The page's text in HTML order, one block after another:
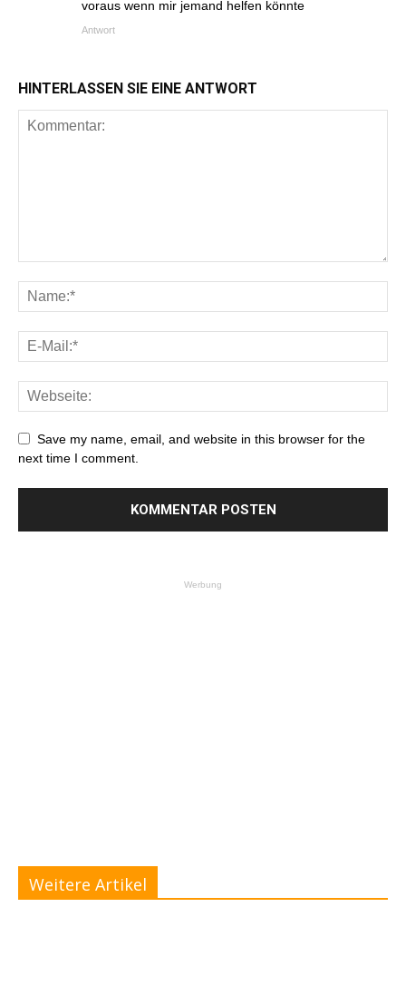
voraus wenn mir jemand helfen könnte
Antwort
HINTERLASSEN SIE EINE ANTWORT
Save my name, email, and website in this browser for the
next time I comment.
Werbung
Weitere Artikel